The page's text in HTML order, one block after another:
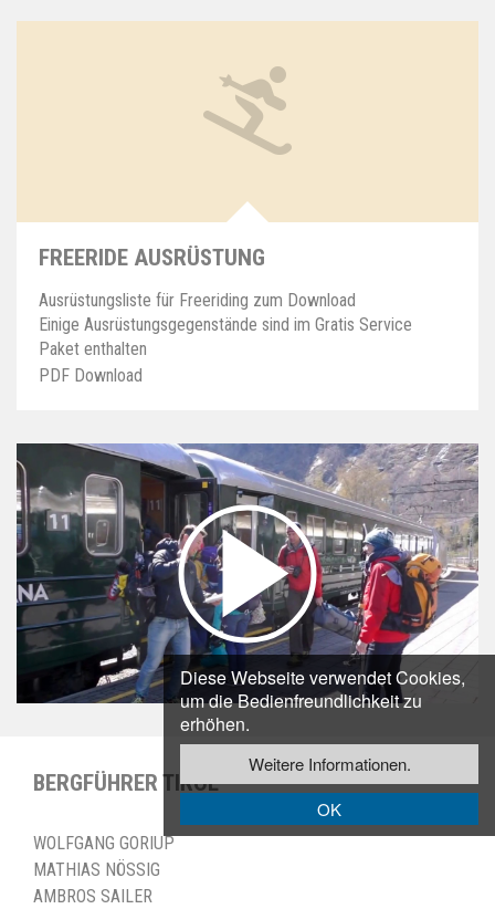
Diese Webseite verwendet Cookies,
um die Bedienfreundlichkeit zu
erhöhen.
Weitere Informationen.
OK
FREERIDE AUSRÜSTUNG
Ausrüstungsliste für Freeriding zum Download
Einige Ausrüstungsgegenstände sind im Gratis Service
Paket enthalten
PDF Download
BERGFÜHRER TIROL
WOLFGANG GORIUP
MATHIAS NÖSSIG
AMBROS SAILER